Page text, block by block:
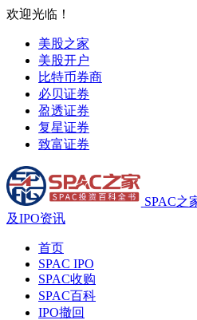
欢迎光临！
美股之家
美股开户
比特币券商
必贝证券
盈透证券
复星证券
致富证券
SPAC之
及IPO资讯
首页
SPAC IPO
SPAC收购
SPAC百科
IPO撤回